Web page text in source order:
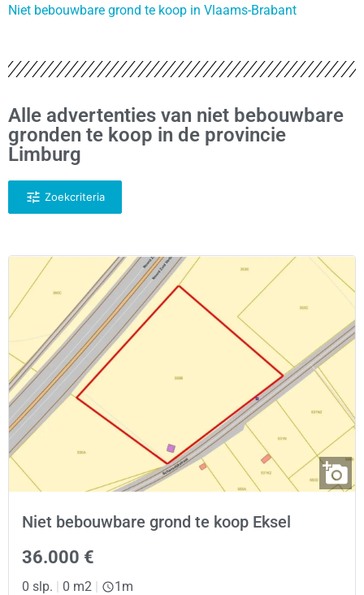
Niet bebouwbare grond te koop in Vlaams-Brabant
Alle advertenties van niet bebouwbare
gronden te koop in de provincie
Limburg
Zoekcriteria
Niet bebouwbare grond te koop Eksel
36.000 €
0 slp. | 0 m2 | 1m